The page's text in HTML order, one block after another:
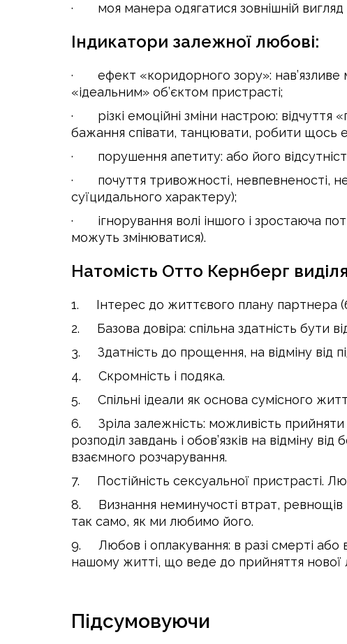
· моя манера одягатися зовнішній вигляд
Індикатори залежної любові:
· ефект «коридорного зору»: нав’язливе
«ідеальним» об’єктом пристрасті;
· різкі емоційні зміни настрою: відчуття
бажання співати, танцювати, робити щось
· порушення апетиту: або його
· почуття тривожності, невпевненості,
суїцидального характеру);
· ігнорування волі іншого і зростаюча
можуть змінюватися).
Натомість Отто Кернберг
1. Інтерес до життєвого плану партнера
2. Базова довіра: спільна здатність бути
3. Здатність до прощення, на відміну від
4. Скромність і подяка.
5. Спільні ідеали як основа сумісного
6. Зріла залежність: можливість
розподіл завдань і обов’язків на відміну
взаємного розчарування.
7. Постійність сексуальної пристрасті.
8. Визнання неминучості втрат, ревнощів
так само, як ми любимо його.
9. Любов і оплакування: в разі смерті або
нашому житті, що веде до прийняття нової
Підсумовуючи